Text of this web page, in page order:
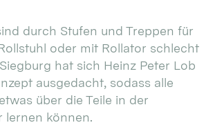
durch Stufen und Treppen für
oder mit Rollator schlecht
hat sich Heinz Peter Lob
ausgedacht, sodass alle
über die Teile in der
lernen können.